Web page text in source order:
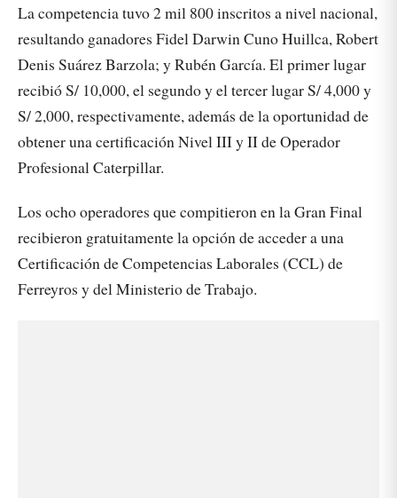
La competencia tuvo 2 mil 800 inscritos a nivel nacional,
resultando ganadores Fidel Darwin Cuno Huillca, Robert
Denis Suárez Barzola; y Rubén García. El primer lugar
recibió S/ 10,000, el segundo y el tercer lugar S/ 4,000 y
S/ 2,000, respectivamente, además de la oportunidad de
obtener una certificación Nivel III y II de Operador
Profesional Caterpillar.
Los ocho operadores que compitieron en la Gran Final
recibieron gratuitamente la opción de acceder a una
Certificación de Competencias Laborales (CCL) de
Ferreyros y del Ministerio de Trabajo.